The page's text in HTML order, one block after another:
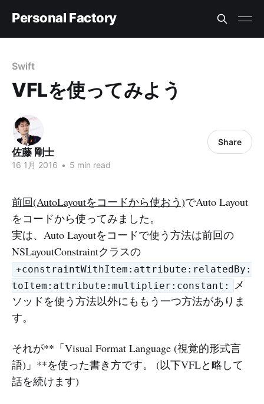
Personal Factory
Swift
VFLを使ってみよう
佐藤 剛士
16 1月 2016 • 5 min read
Share
前回(AutoLayoutをコードから使おう)でAuto Layout
をコードから使ってみました。
実は、Auto Layoutをコードで使う方法は前回の
NSLayoutConstraintクラスの
+constraintWithItem:attribute:relatedBy:
toItem:attribute:multiplier:constant:
メ
ソッドを使う方法以外にももう一つ方法がありま
す。
それが**「Visual Format Language (視覚的形式言
語)」**を使った書き方です。 (以下VFLと略して
話を続けます)